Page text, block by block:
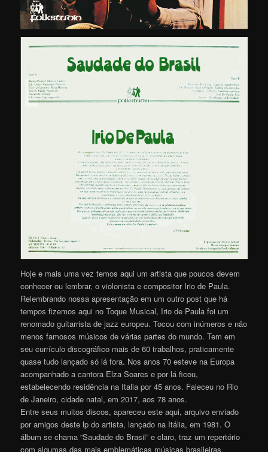
Hoje e mais uma vez temos aqui um artista que poucos devem
conhecer ou lembrar, o violonista e compositor Irio de Paula.
Relembrando nossa apresentação em um outro post que há
tempos fizemos aqui no Toque Musical, Irio de Paula foi um
renomado guitarrista de jazz europeu. Tocou com inúmeros e não
menos famosos músicos de várias partes do mundo. Tem em
seu currículo discográfico mais de 60 trabalhos, praticamente
quase tudo lançado só lá fora. Nos anos 70 esteve na Europa
acompanhado a cantora Elza Soares e por lá ficou,
estabelecendo residência na Italia por 45 anos. Faleceu no Rio
de Janeiro, cidade natal, em 2017, aos 78 anos.
Entre seus muitos discos, apareceu este aqui, arquivo enviado
por amigos deste lp do artista, lançado na Itália, em 1981. O
álbum se chama “Saudade do Brasil” e claro, traz um repertório
com algumas das mais emblemáticas músicas brasileiras,